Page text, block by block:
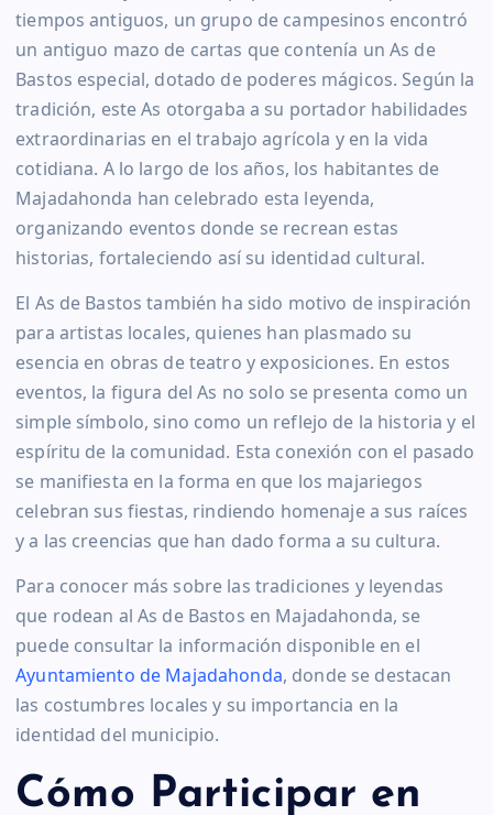
tiempos antiguos, un grupo de campesinos encontró
un antiguo mazo de cartas que contenía un As de
Bastos especial, dotado de poderes mágicos. Según la
tradición, este As otorgaba a su portador habilidades
extraordinarias en el trabajo agrícola y en la vida
cotidiana. A lo largo de los años, los habitantes de
Majadahonda han celebrado esta leyenda,
organizando eventos donde se recrean estas
historias, fortaleciendo así su identidad cultural.
El As de Bastos también ha sido motivo de inspiración
para artistas locales, quienes han plasmado su
esencia en obras de teatro y exposiciones. En estos
eventos, la figura del As no solo se presenta como un
simple símbolo, sino como un reflejo de la historia y el
espíritu de la comunidad. Esta conexión con el pasado
se manifiesta en la forma en que los majariegos
celebran sus fiestas, rindiendo homenaje a sus raíces
y a las creencias que han dado forma a su cultura.
Para conocer más sobre las tradiciones y leyendas
que rodean al As de Bastos en Majadahonda, se
puede consultar la información disponible en el
Ayuntamiento de Majadahonda, donde se destacan
las costumbres locales y su importancia en la
identidad del municipio.
Cómo Participar en